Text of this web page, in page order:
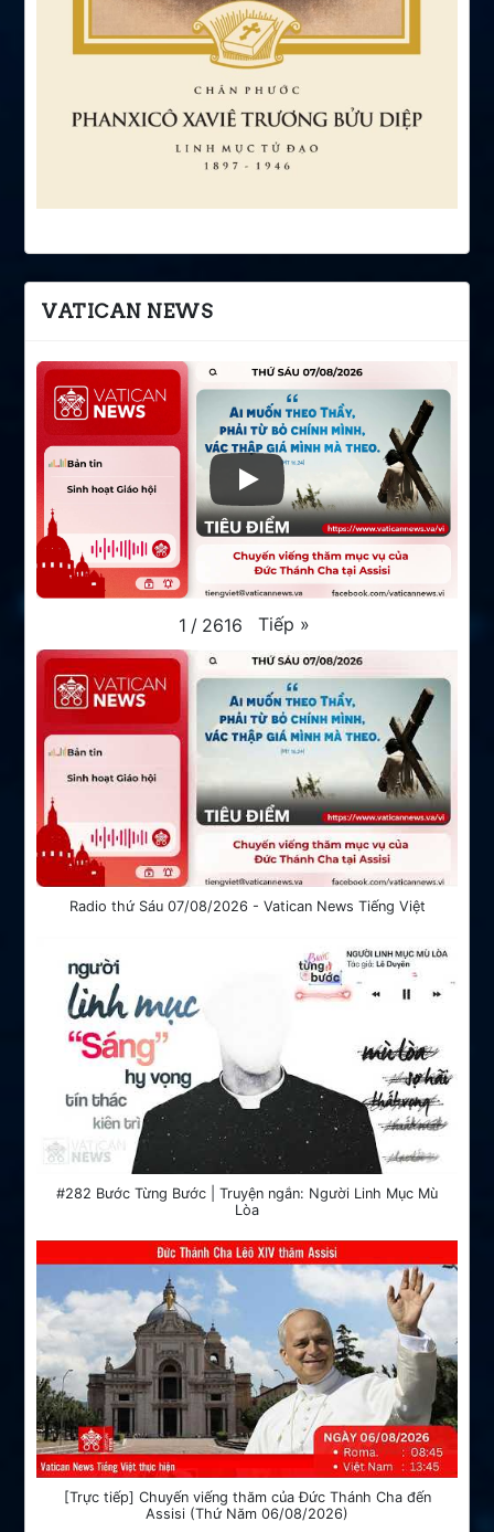
VATICAN NEWS
1 / 2616 Tiếp »
Radio thứ Sáu 07/08/2026 - Vatican News Tiếng Việt
#282 Bước Từng Bước | Truyện ngắn: Người Linh Mục Mù
Lòa
[Trực tiếp] Chuyến viếng thăm của Đức Thánh Cha đến
Assisi (Thứ Năm 06/08/2026)